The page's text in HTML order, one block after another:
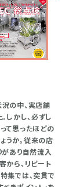
の中、実店舗
しかし、必ずし
て思ったほどの
うか。従来の店
があり自然流入
から、リピート
集では、突貫で